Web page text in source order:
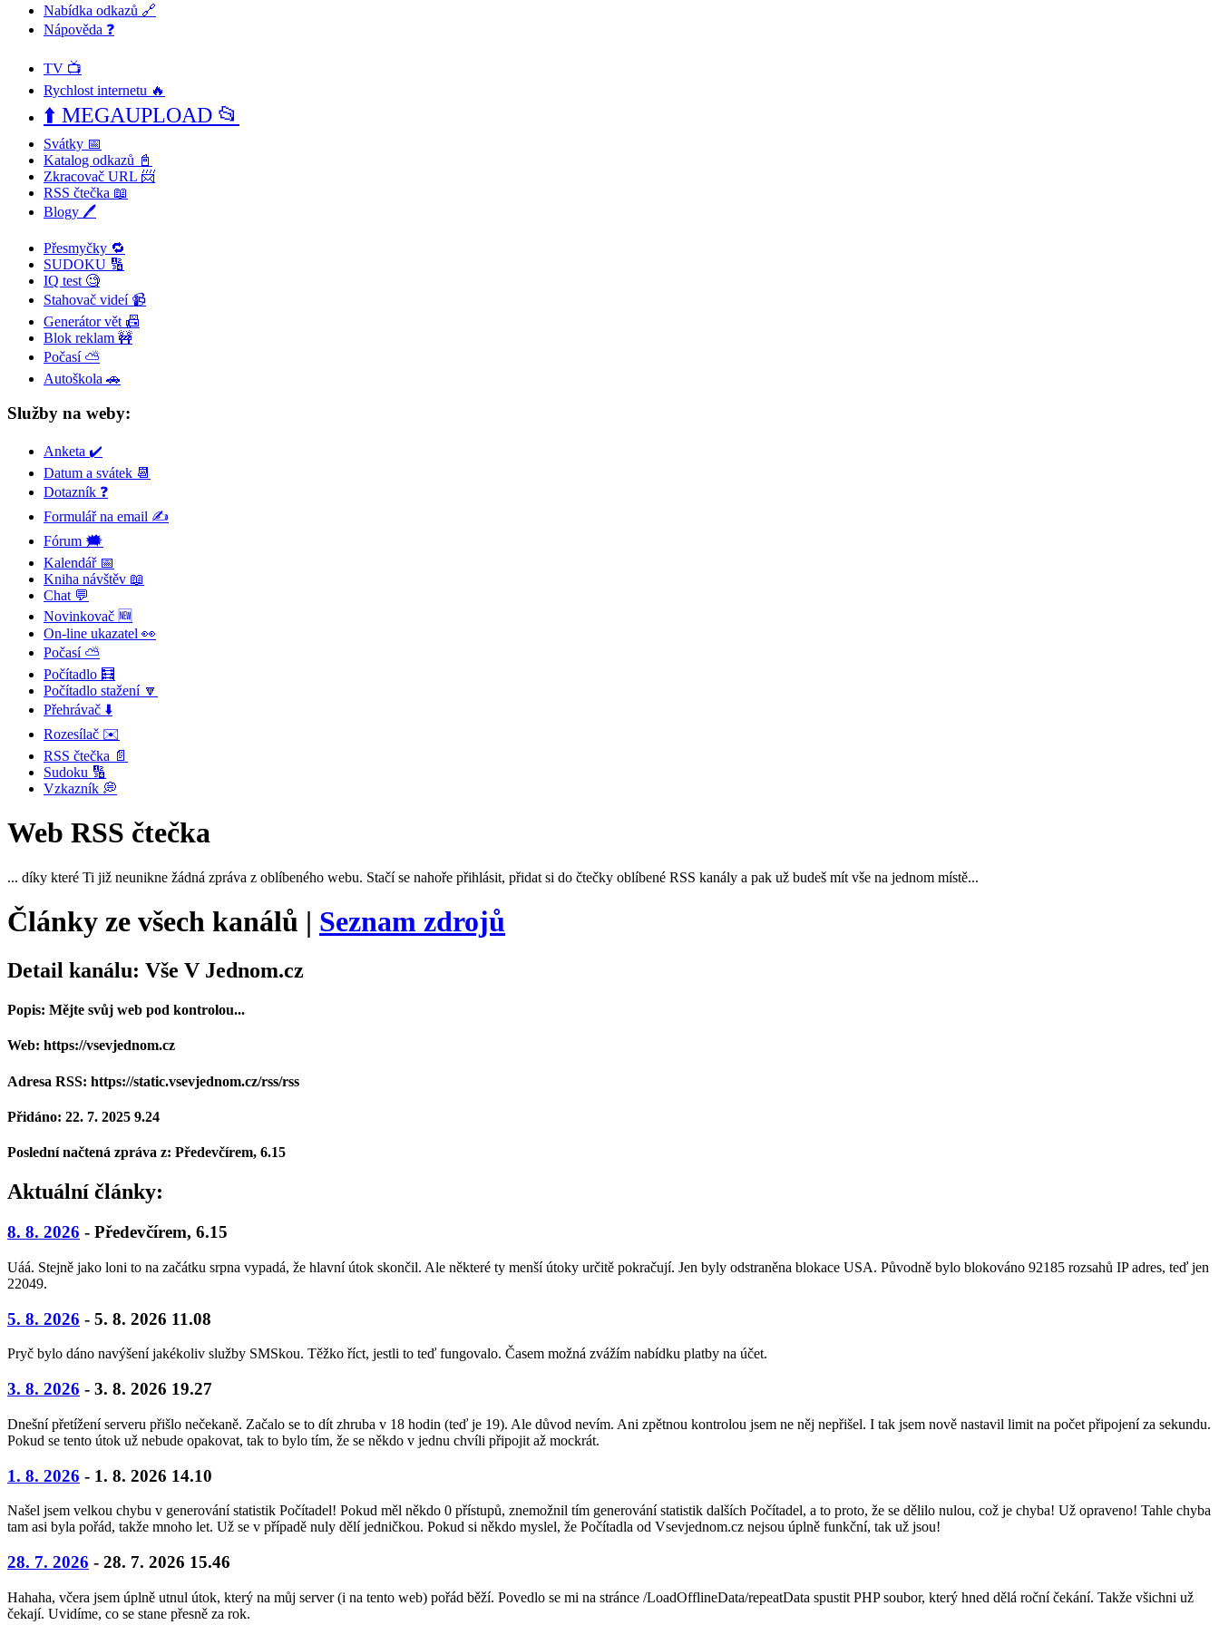
Nabídka odkazů 🔗
Nápověda ❓
TV 📺
Rychlost internetu 🔥
⬆️ MEGAUPLOAD 📂
Svátky 📅
Katalog odkazů 📓
Zkracovač URL 📨
RSS čtečka 📖
Blogy 🖊️
Přesmyčky 🔁
SUDOKU 🔢
IQ test 🧐
Stahovač videí 📹
Generátor vět 📠
Blok reklam 🚧
Počasí ⛅
Autoškola 🚗
Služby na weby:
Anketa ✔️
Datum a svátek 📆
Dotazník ❓
Formulář na email ✍️
Fórum 🗯
Kalendář 📅
Kniha návštěv 📖
Chat 💬
Novinkovač 🆕
On-line ukazatel 👀
Počasí ⛅
Počítadlo 🧮
Počítadlo stažení 🔽
Přehrávač ⬇️
Rozesílač ✉️
RSS čtečka 📄
Sudoku 🔢
Vzkazník 💭
Web RSS čtečka
... díky které Ti již neunikne žádná zpráva z oblíbeného webu. Stačí se nahoře přihlásit, přidat si do čtečky oblíbené RSS kanály a pak už budeš mít vše na jednom místě...
Články ze všech kanálů | Seznam zdrojů
Detail kanálu: Vše V Jednom.cz
Popis: Mějte svůj web pod kontrolou...
Web: https://vsevjednom.cz
Adresa RSS: https://static.vsevjednom.cz/rss/rss
Přidáno: 22. 7. 2025 9.24
Poslední načtená zpráva z: Předevčírem, 6.15
Aktuální články:
8. 8. 2026 - Předevčírem, 6.15
Uáá. Stejně jako loni to na začátku srpna vypadá, že hlavní útok skončil. Ale některé ty menší útoky určitě pokračují. Jen byly odstraněna blokace USA. Původně bylo blokováno 92185 rozsahů IP adres, teď jen
22049.
5. 8. 2026 - 5. 8. 2026 11.08
Pryč bylo dáno navýšení jakékoliv služby SMSkou. Těžko říct, jestli to teď fungovalo. Časem možná zvážím nabídku platby na účet.
3. 8. 2026 - 3. 8. 2026 19.27
Dnešní přetížení serveru přišlo nečekaně. Začalo se to dít zhruba v 18 hodin (teď je 19). Ale důvod nevím. Ani zpětnou kontrolou jsem ne něj nepřišel. I tak jsem nově nastavil limit na počet připojení za sekundu.
Pokud se tento útok už nebude opakovat, tak to bylo tím, že se někdo v jednu chvíli připojit až mockrát.
1. 8. 2026 - 1. 8. 2026 14.10
Našel jsem velkou chybu v generování statistik Počítadel! Pokud měl někdo 0 přístupů, znemožnil tím generování statistik dalších Počítadel, a to proto, že se dělilo nulou, což je chyba! Už opraveno! Tahle chyba
tam asi byla pořád, takže mnoho let. Už se v případě nuly dělí jedničkou. Pokud si někdo myslel, že Počítadla od Vsevjednom.cz nejsou úplně funkční, tak už jsou!
28. 7. 2026 - 28. 7. 2026 15.46
Hahaha, včera jsem úplně utnul útok, který na můj server (i na tento web) pořád běží. Povedlo se mi na stránce /LoadOfflineData/repeatData spustit PHP soubor, který hned dělá roční čekání. Takže všichni už
čekají. Uvidíme, co se stane přesně za rok.